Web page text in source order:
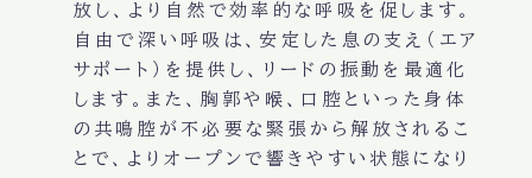
放し、より自然で効率的な呼吸を促します。
自由で深い呼吸は、安定した息の支え（エア
サポート）を提供し、リードの振動を最適化
します。また、胸郭や喉、口腔といった身体
の共鳴腔が不必要な緊張から解放されるこ
とで、よりオープンで響きやすい状態になり